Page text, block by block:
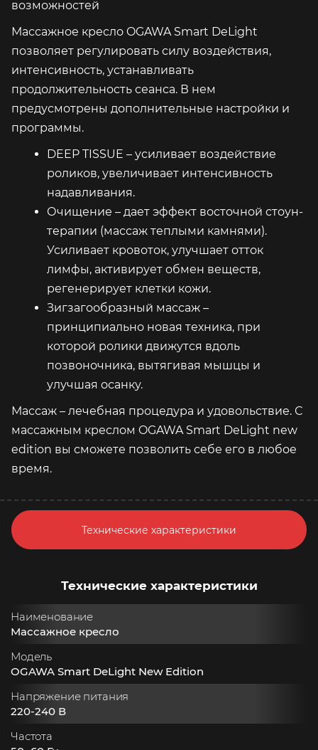
возможностей
Массажное кресло OGAWA Smart DeLight
позволяет регулировать силу воздействия,
интенсивность, устанавливать
продолжительность сеанса. В нем
предусмотрены дополнительные настройки и
программы.
DEEP TISSUE – усиливает воздействие
роликов, увеличивает интенсивность
надавливания.
Очищение – дает эффект восточной стоун-
терапии (массаж теплыми камнями).
Усиливает кровоток, улучшает отток
лимфы, активирует обмен веществ,
регенерирует клетки кожи.
Зигзагообразный массаж –
принципиально новая техника, при
которой ролики движутся вдоль
позвоночника, вытягивая мышцы и
улучшая осанку.
Массаж – лечебная процедура и удовольствие. С
массажным креслом OGAWA Smart DeLight new
edition вы сможете позволить себе его в любое
время.
Технические характеристики
Технические характеристики
Наименование
Массажное кресло
Модель
OGAWA Smart DeLight New Edition
Напряжение питания
220-240 В
Частота